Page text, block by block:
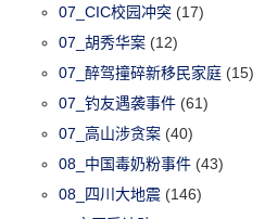
07_CIC校园冲突 (17)
07_胡秀华案 (12)
07_醉驾撞碎新移民家庭 (15)
07_钓友遇袭事件 (61)
07_高山涉贪案 (40)
08_中国毒奶粉事件 (43)
08_四川大地震 (146)